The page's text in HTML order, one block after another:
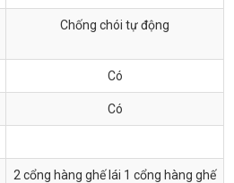
Chống chói tự động
Có
Có
2 cổng hàng ghế lái 1 cổng hàng ghế